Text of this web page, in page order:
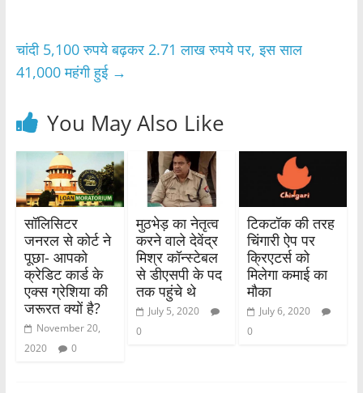
k
चांदी 5,100 रुपये बढ़कर 2.71 लाख रुपये पर, इस साल
41,000 महंगी हुई →
You May Also Like
सॉलिसिटर
जनरल से कोर्ट ने
पूछा- आपको
क्रेडिट कार्ड के
एक्स ग्रेशिया की
जरूरत क्यों है?
November 20,
2020
0
मुठभेड़ का नेतृत्व
करने वाले देवेंद्र
मिश्र कॉन्स्टेबल
से डीएसपी के पद
तक पहुंचे थे
July 5, 2020
0
टिकटॉक की तरह
चिंगारी ऐप पर
क्रिएटर्स को
मिलेगा कमाई का
मौका
July 6, 2020
0